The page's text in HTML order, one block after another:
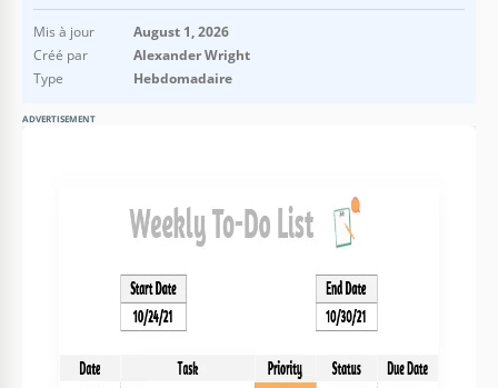
Mis à jour
August 1, 2026
Créé par
Alexander Wright
Type
Hebdomadaire
ADVERTISEMENT